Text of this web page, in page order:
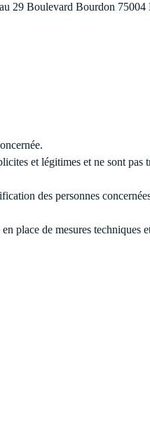
au 29 Boulevard Bourdon
et légitimes et ne sont pas
des personnes
place de mesures techniques